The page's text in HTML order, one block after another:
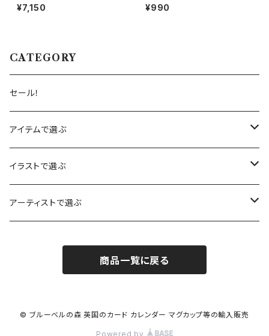
¥7,150
ール便可)
¥990
CATEGORY
セール！
アイテムで選ぶ
カレンダー
カード
サンキューカード
メモ帳 ブロックメモ
イラストで選ぶ
赤りす
きつね
アーティストで選ぶ
サラ・ビリンガム
チェリス・ハリソン
商品一覧に戻る
© ブルーベルの森 英国のカード カレンダー マグカップ等の輸入販売
Powered by